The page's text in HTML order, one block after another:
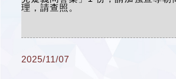
理，請查照。
2025/11/07